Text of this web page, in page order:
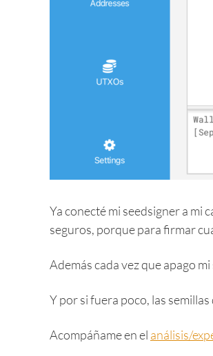
Ya conecté mi seedsigner a mi
seguros, porque para firmar
Además cada vez que apago
Y por si fuera poco, las
Acompáñame en el análisis/